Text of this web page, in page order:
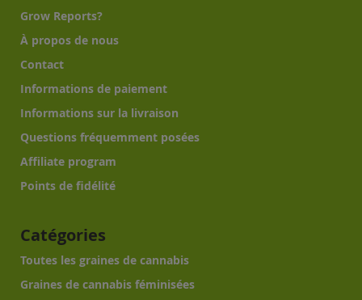
Grow Reports?
À propos de nous
Contact
Informations de paiement
Informations sur la livraison
Questions fréquemment posées
Affiliate program
Points de fidélité
Catégories
Toutes les graines de cannabis
Graines de cannabis féminisées